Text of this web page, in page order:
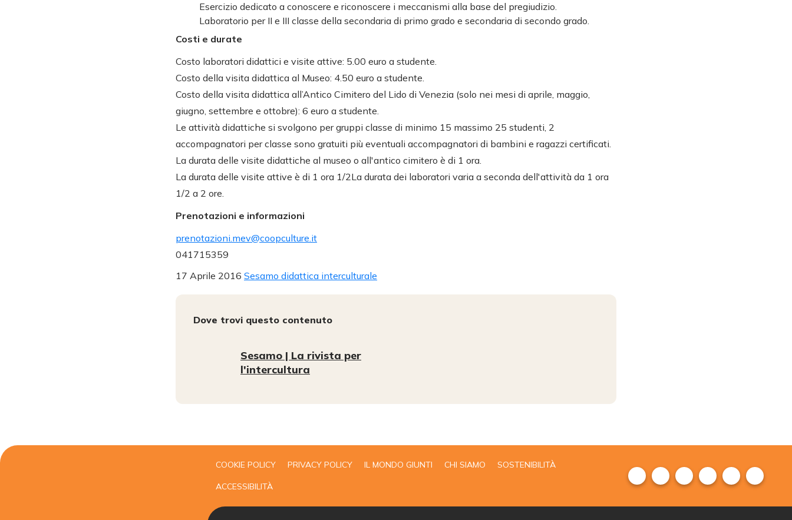
Esercizio dedicato a conoscere e riconoscere i meccanismi alla base del pregiudizio.
Laboratorio per II e III classe della secondaria di primo grado e secondaria di secondo grado.
Costi e durate
Costo laboratori didattici e visite attive: 5.00 euro a studente.
Costo della visita didattica al Museo: 4.50 euro a studente.
Costo della visita didattica all’Antico Cimitero del Lido di Venezia (solo nei mesi di aprile, maggio,
giugno, settembre e ottobre): 6 euro a studente.
Le attività didattiche si svolgono per gruppi classe di minimo 15 massimo 25 studenti, 2
accompagnatori per classe sono gratuiti più eventuali accompagnatori di bambini e ragazzi certificati.
La durata delle visite didattiche al museo o all'antico cimitero è di 1 ora.
La durata delle visite attive è di 1 ora 1/2La durata dei laboratori varia a seconda dell'attività da 1 ora
1/2 a 2 ore.
Prenotazioni e informazioni
prenotazioni.mev@coopculture.it
041715359
17 Aprile 2016 Sesamo didattica interculturale
Dove trovi questo contenuto
Sesamo | La rivista per
l'intercultura
COOKIE POLICY PRIVACY POLICY IL MONDO GIUNTI CHI SIAMO SOSTENIBILITÀ
ACCESSIBILITÀ